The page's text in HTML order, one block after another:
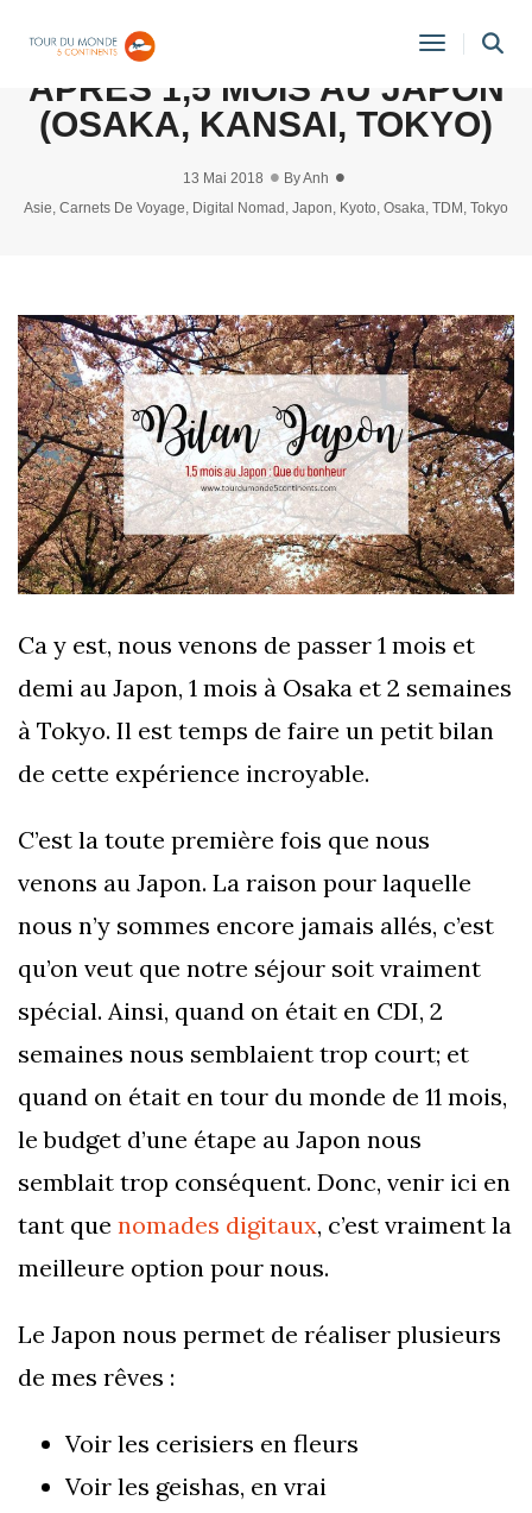
Toggle
DIGITAL NOMAD : BILAN
APRÈS 1,5 MOIS AU JAPON
(OSAKA, KANSAI, TOKYO)
13 Mai 2018 ByAnh
Asie, Carnets De Voyage, Digital Nomad , Japon, Kyoto, Osaka, TDM , Tokyo
Ca y est, nous venons de passer 1 mois et
demi au Japon, 1 mois à Osaka et 2 semaines
à Tokyo. Il est temps de faire un petit bilan
de cette expérience incroyable.
C’est la toute première fois que nous
venons au Japon. La raison pour laquelle
nous n’y sommes encore jamais allés, c’est
qu’on veut que notre séjour soit vraiment
spécial. Ainsi, quand on était en CDI, 2
semaines nous semblaient trop court; et
quand on était en tour du monde de 11 mois,
le budget d’une étape au Japon nous
semblait trop conséquent. Donc, venir ici en
tant que nomades digitaux, c’est vraiment la
meilleure option pour nous.
Le Japon nous permet de réaliser plusieurs
de mes rêves :
Voir les cerisiers en fleurs
Voir les geishas, en vrai